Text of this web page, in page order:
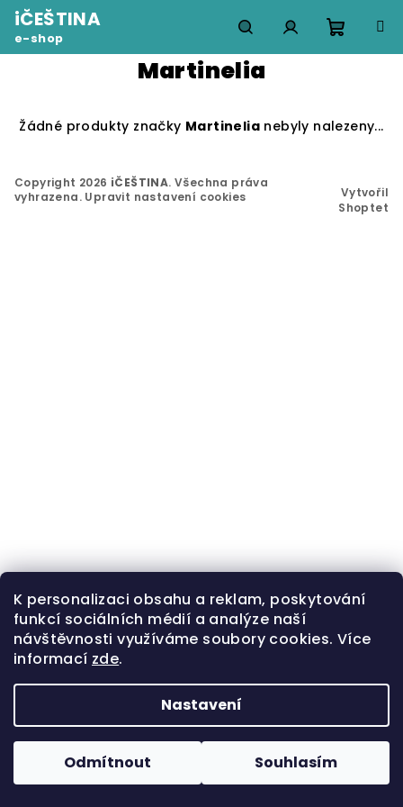
K personalizaci obsahu a reklam, poskytování
funkcí sociálních médií a analýze naší
návštěvnosti využíváme soubory cookies. Více
informací zde.
Nastavení
Odmítnout Souhlasím
Přejít
na
obsah
iČEŠTINA
e-shop
HledatPřihlášení
Martinelia
Žádné produkty značky Martinelia nebyly nalezeny...
Copyright 2026 iČEŠTINA. Všechna práva
vyhrazena. Upravit nastavení cookies
Vytvořil
Shoptet